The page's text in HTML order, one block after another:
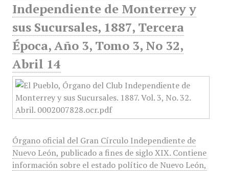
Independiente de Monterrey y
sus Sucursales, 1887, Tercera
Época, Año 3, Tomo 3, No 32,
Abril 14
Órgano oficial del Gran Círculo Independiente de
Nuevo León, publicado a fines de siglo XIX. Contiene
información sobre el estado político de Nuevo León,